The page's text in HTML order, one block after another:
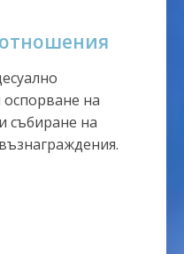
на
събиране на